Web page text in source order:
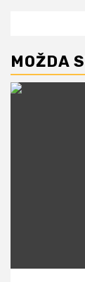
MOŽDA